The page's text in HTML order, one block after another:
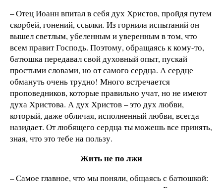
– Отец Иоанн впитал в себя дух Христов, пройдя путем
скорбей, гонений, ссылки. Из горнила испытаний он
вышел светлым, убеленным и уверенным в том, что
всем правит Господь. Поэтому, обращаясь к кому-то,
батюшка передавал свой духовный опыт, пускай
простыми словами, но от самого сердца. А сердце
обмануть очень трудно! Много встречается
проповедников, которые правильно учат, но не имеют
духа Христова. А дух Христов – это дух любви,
который, даже обличая, исполненный любви, всегда
назидает. От любящего сердца ты можешь все принять,
зная, что это тебе на пользу.
Жить не по лжи
– Самое главное, что мы поняли, общаясь с батюшкой: